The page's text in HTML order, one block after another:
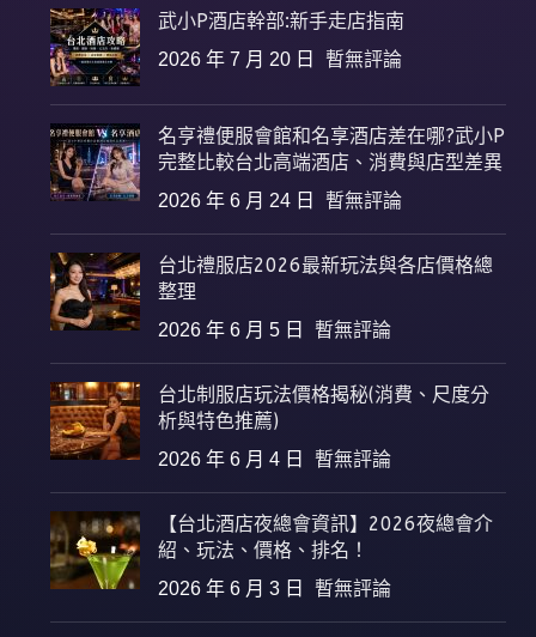
武小P酒店幹部:新手走店指南
2026 年 7 月 20 日 暫無評論
名亨禮便服會館和名享酒店差在哪?武小P
完整比較台北高端酒店、消費與店型差異
2026 年 6 月 24 日 暫無評論
台北禮服店2026最新玩法與各店價格總
整理
2026 年 6 月 5 日 暫無評論
台北制服店玩法價格揭秘(消費、尺度分
析與特色推薦)
2026 年 6 月 4 日 暫無評論
【台北酒店夜總會資訊】2026夜總會介
紹、玩法、價格、排名！
2026 年 6 月 3 日 暫無評論